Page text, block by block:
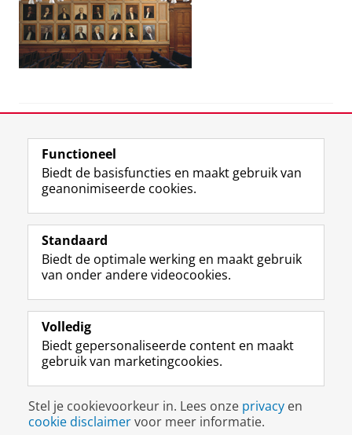
View this page in:English
Volg ons op
M
a
t
o
o
p
r
f
i
e
I
n
t
r
m
c
c
o
De UB voor medewerkers
Praktisch
Over de UB
Disclaimer & Copyright
Inloggen
Functioneel
Biedt de basisfuncties en maakt gebruik van
geanonimiseerde cookies.
Standaard
Biedt de optimale werking en maakt gebruik
van onder andere videocookies.
Volledig
Biedt gepersonaliseerde content en maakt
gebruik van marketingcookies.
Stel je cookievoorkeur in. Lees onze privacy en
cookie disclaimervoor meer informatie.